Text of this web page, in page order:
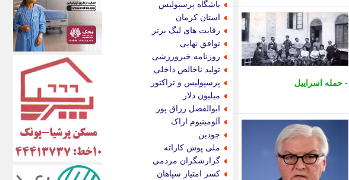
- حمله اسراییل
باشگاه پرسپولیس
استان کرمان
رقابت های لیگ برتر
توافق نهایی
روزنامه خبرورزشی
تولید ناخالص داخلی
پرسپولیس و تراکتور
میلیون دلار
ابوالفضل رزاق پور
آلومینیوم اراک
جودین
ملی پوش کاراته
گزارشگران مردمی
کسر امتیاز سپاهان
الف
انتشار آنلاین
اندیشه قرن
اندیشه معاصر
اندیشه ها
انرژی پرس
ای استخدام
ایتنا
ایراف
ایران آرت
ایران آنلاین
ایران زندگی
ایران فوری